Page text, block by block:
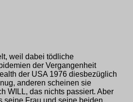
weil dabei tödliche
der Vergangenheit
der USA 1976 diesbezüglich
anderen scheinen sie
WILL, das nichts passiert. Aber
seine Frau und seine beiden